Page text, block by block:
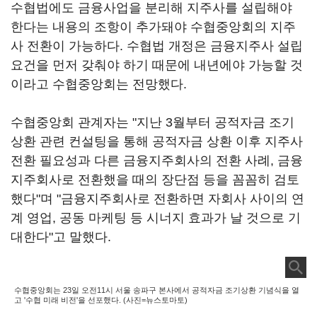
수협법에도 금융사업을 분리해 지주사를 설립해야
한다는 내용의 조항이 추가돼야 수협중앙회의 지주
사 전환이 가능하다. 수협법 개정은 금융지주사 설립
요건을 먼저 갖춰야 하기 때문에 내년에야 가능할 것
이라고 수협중앙회는 전망했다.
수협중앙회 관계자는 "지난 3월부터 공적자금 조기
상환 관련 컨설팅을 통해 공적자금 상환 이후 지주사
전환 필요성과 다른 금융지주회사의 전환 사례, 금융
지주회사로 전환했을 때의 장단점 등을 꼼꼼히 검토
했다"며 "금융지주회사로 전환하면 자회사 사이의 연
계 영업, 공동 마케팅 등 시너지 효과가 날 것으로 기
대한다"고 말했다.
수협중앙회는 23일 오전11시 서울 송파구 본사에서 공적자금 조기상환 기념식을 열
고 '수협 미래 비전'을 선포했다. (사진=뉴스토마토)